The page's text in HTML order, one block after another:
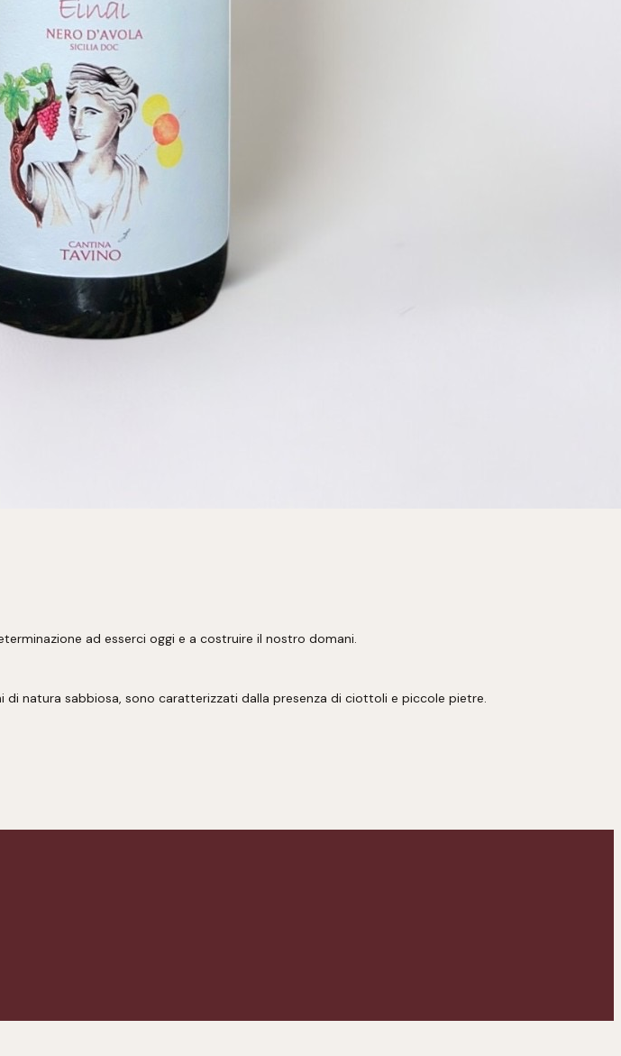
ad esserci oggi e a costruire il nostro domani.
natura sabbiosa, sono caratterizzati dalla presenza di ciottoli e piccole pietre.